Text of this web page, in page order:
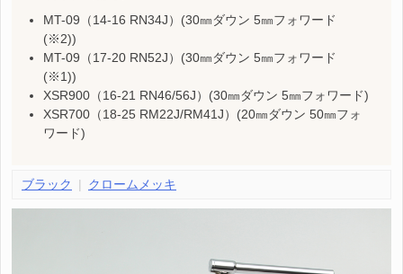
MT-09（14-16 RN34J）(30㎜ダウン 5㎜フォワード
(※2))
MT-09（17-20 RN52J）(30㎜ダウン 5㎜フォワード
(※1))
XSR900（16-21 RN46/56J）(30㎜ダウン 5㎜フォワード)
XSR700（18-25 RM22J/RM41J）(20㎜ダウン 50㎜フォ
ワード)
ブラック クロームメッキ